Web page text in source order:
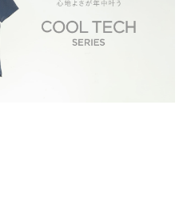
トスリーブコート・クール